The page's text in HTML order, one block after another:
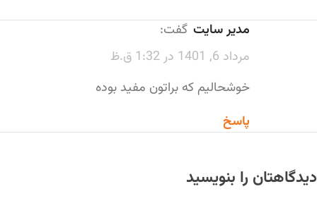
مدیر سایت گفت:
مرداد 6, 1401 در 1:32 ق.ظ
خوشحالیم که براتون مفید بوده
پاسخ
دیدگاهتان را بنویسید